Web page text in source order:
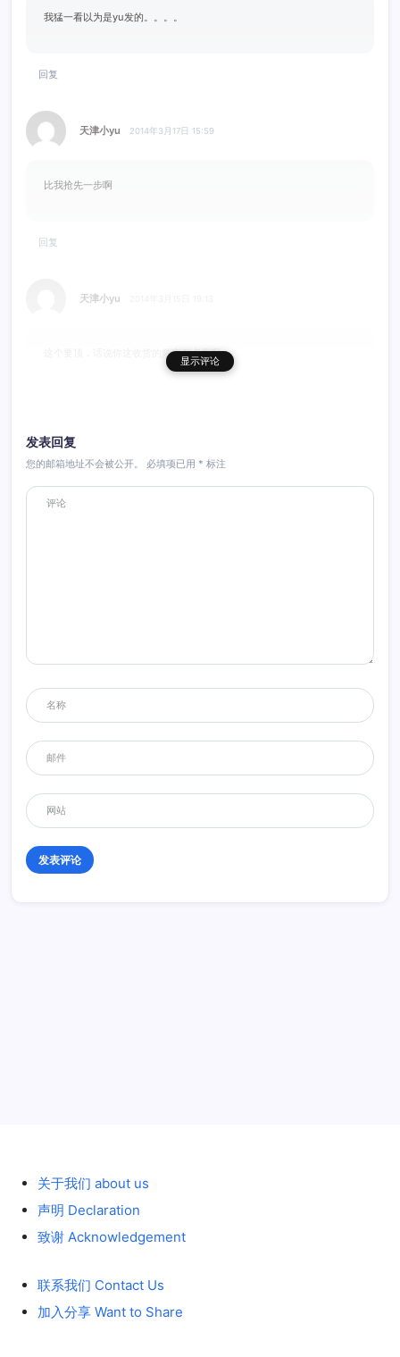
我猛一看以为是yu发的。。。。
回复
天津小yu 2014年3月17日 15:59
比我抢先一步啊
回复
天津小yu
这个要顶，话说你这收货的频率有点高啊
小河马 2014年3月16日 01:06
感觉最近FELBERMAYR涂装的关注度很高啊！
回复
难道是我带起的节奏么
动！所以我的责任小一些，哈哈！
显示评论
发表回复
您的邮箱地址不会被公开。 必填项已用 * 标注
关于我们 about us
声明 Declaration
致谢 Acknowledgement
联系我们 Contact Us
加入分享 Want to Share